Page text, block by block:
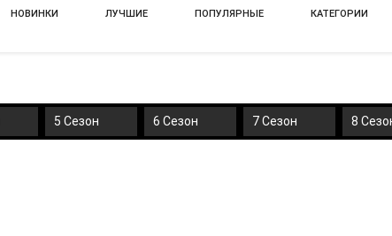
НОВИНКИ ЛУЧШИЕ ПОПУЛЯРНЫЕ КАТЕГОРИИ
5 Сезон 6 Сезон 7 Сезон 8